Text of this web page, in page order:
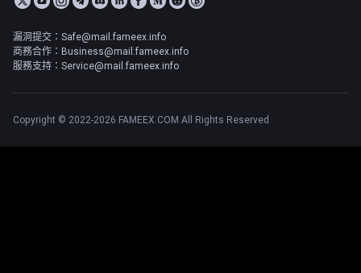
漏洞提交：Safe@mail.fameex.info
商務合作：Business@mail.fameex.info
服務支持：Service@mail.fameex.info
Copyright © 2022-2026 FAMEEX.COM All Rights Reserved